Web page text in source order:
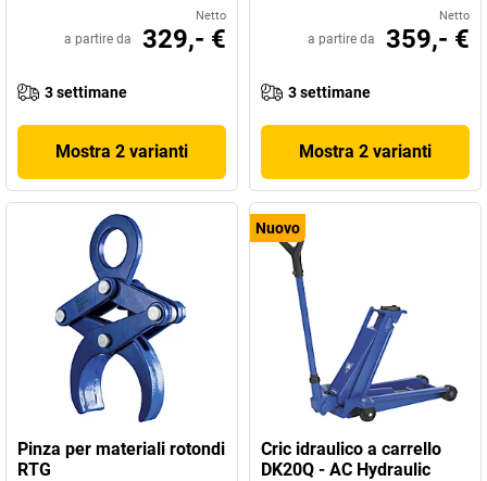
Netto
a partire da 329,- €
3 settimane
Mostra 2 varianti
Netto
a partire da 359,- €
3 settimane
Mostra 2 varianti
Pinza per materiali rotondi
RTG
Nuovo
Cric idraulico a carrello
DK20Q - AC Hydraulic